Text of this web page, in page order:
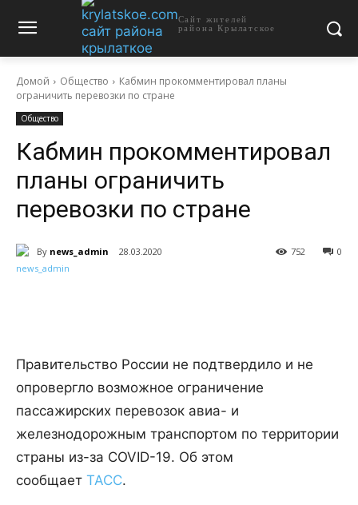
Сайт жителей
района Крылатское
Домой Общество
Кабмин прокомментировал планы
ограничить перевозки по стране
Общество
Кабмин прокомментировал
планы ограничить
перевозки по стране
By news_admin 28.03.2020 0
752
Правительство России не подтвердило и не
опровергло возможное ограничение
пассажирских перевозок авиа- и
железнодорожным транспортом по территории
страны из-за COVID-19. Об этом
сообщает ТАСС.